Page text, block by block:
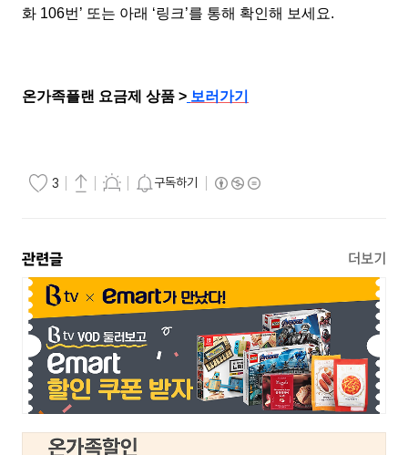
화 106번’ 또는 아래 ‘링크’를 통해 확인해 보세요.
온가족플랜 요금제 상품 > 보러가기
3 구독하기
관련글 더보기